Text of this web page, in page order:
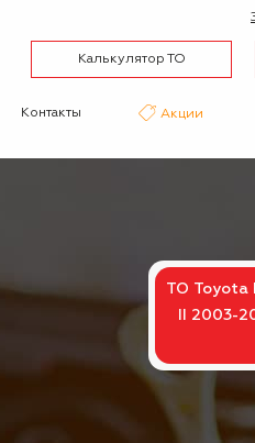
Калькулятор ТО
Контакты Акции
ТО Toyota
II 2003-